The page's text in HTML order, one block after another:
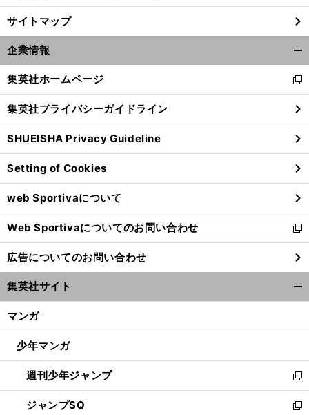
サイトマップ
企業情報
閉
る
集英社ホームページ
新
し
い
ウ
ィ
ン
ド
ウ
で
開
く
集英社プライバシーガイドライン
SHUEISHA Privacy Guideline
Setting of Cookies
web Sportivaについて
Web Sportivaについてのお問い合わせ
新
し
い
ウ
ィ
ン
ウ
開
く
広告についてのお問い合わせ
集英社サイト
マンガ
少年マンガ
週刊少年ジャンプ
新
し
い
ジャンプSQ
新